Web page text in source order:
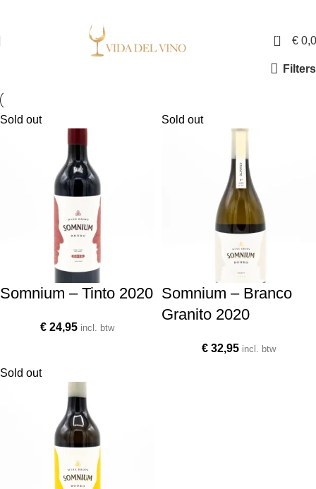
0 €
Filters
Sold out
Somnium – Tinto 2020
€ 24,95 incl. btw
Sold out
Somnium – Branco
Granito 2020
€ 32,95 incl. btw
Sold out